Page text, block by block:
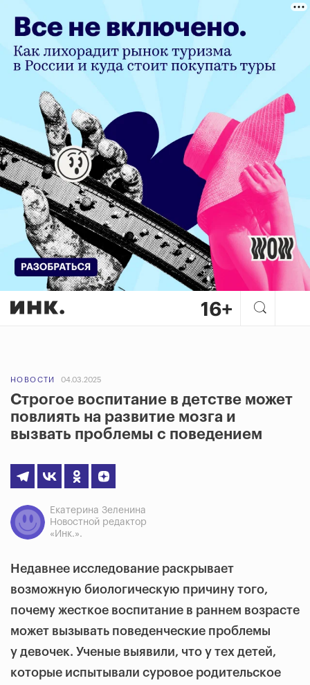
НОВОСТИ 04.03.2025
Строгое воспитание в детстве может
повлиять на развитие мозга и
вызвать проблемы с поведением
Екатерина Зеленина
Новостной редактор
«Инк.».
Недавнее исследование раскрывает
возможную биологическую причину того,
почему жесткое воспитание в раннем возрасте
может вызывать поведенческие проблемы
у девочек. Ученые выявили, что у тех детей,
которые испытывали суровое родительское